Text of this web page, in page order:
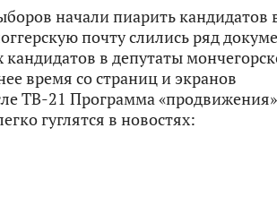
начали пиарить кандидатов
почту слились ряд
в депутаты
время со страниц и экранов
ТВ-21 Программа «продвижения»
гуглятся в новостях: